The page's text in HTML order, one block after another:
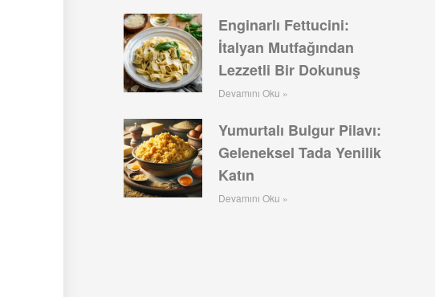
Enginarlı Fettucini:
İtalyan Mutfağından
Lezzetli Bir Dokunuş
Devamını Oku »
Yumurtalı Bulgur Pilavı:
Geleneksel Tada Yenilik
Katın
Devamını Oku »